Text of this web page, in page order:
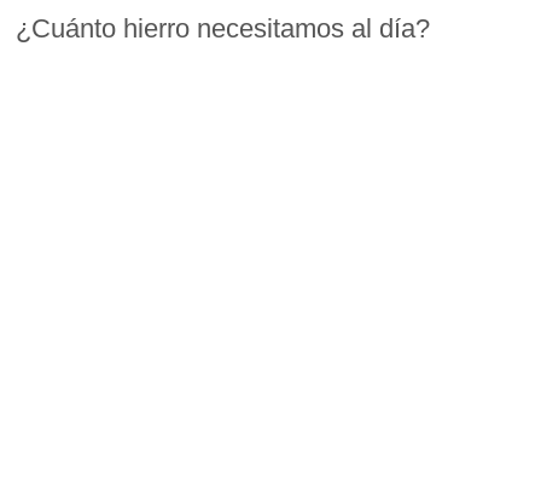
¿Cuánto hierro necesitamos al día?